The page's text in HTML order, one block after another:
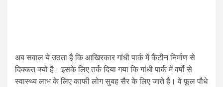
अब सवाल ये उठता है कि आखिरकार गांधी पार्क में कैंटीन निर्माण से
दिक्कत क्यों है। इसके लिए तर्क दिया गया कि गांधी पार्क में वर्षो से
स्वास्थ्य लाभ के लिए काफी लोग सुबह सैर के लिए जाते है। वे फूल पौधे